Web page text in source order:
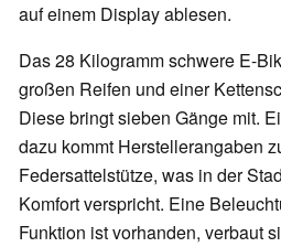
auf einem Display ablesen.
Das 28 Kilogramm schwere E-
großen Reifen und einer
Diese bringt sieben Gänge mit.
dazu kommt Herstellerangaben
Federsattelstütze, was in der
Komfort verspricht. Eine
Funktion ist vorhanden, verbaut